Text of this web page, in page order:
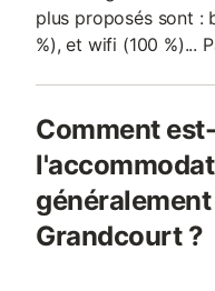
plus proposés sont :
%), et wifi (100 %)...
Comment
Grandcourt ?